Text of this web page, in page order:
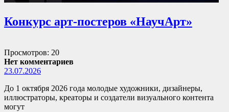
Конкурс арт-постеров «НаучАрт»
Просмотров: 20
Нет комментариев
23.07.2026
До 1 октября 2026 года молодые художники, дизайнеры,
иллюстраторы, креаторы и создатели визуального контента
могут